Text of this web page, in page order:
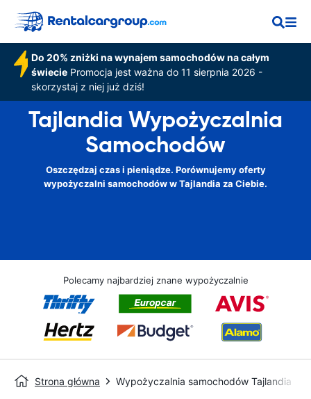
Do 20% zniżki na wynajem samochodów na całym
świeciePromocja jest ważna do 11 sierpnia 2026 -
skorzystaj z niej już dziś!
Tajlandia Wypożyczalnia
Samochodów
Oszczędzaj czas i pieniądze. Porównujemy oferty
wypożyczalni samochodów w Tajlandia za Ciebie.
Polecamy najbardziej znane wypożyczalnie
Strona główna Wypożyczalnia samochodów Tajlandia